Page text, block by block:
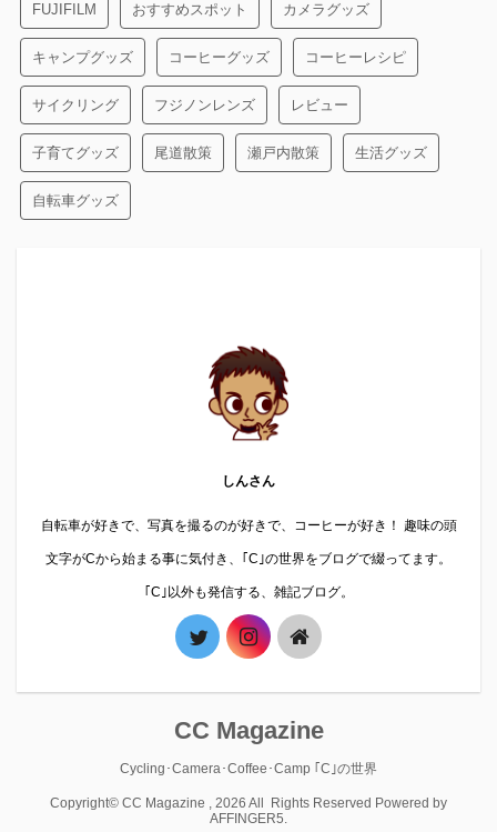
FUJIFILM おすすめスポット カメラグッズ
キャンプグッズ コーヒーグッズ コーヒーレシピ
サイクリング フジノンレンズ レビュー
子育てグッズ 尾道散策 瀬戸内散策 生活グッズ
自転車グッズ
しんさん
自転車が好きで、写真を撮るのが好きで、コーヒーが好き！ 趣味の頭
文字がCから始まる事に気付き、｢C｣の世界をブログで綴ってます。
｢C｣以外も発信する、雑記ブログ。
CC Magazine
Cycling･Camera･Coffee･Camp ｢C｣の世界
Copyright© CC Magazine , 2026 All Rights Reserved Powered by
AFFINGER5.